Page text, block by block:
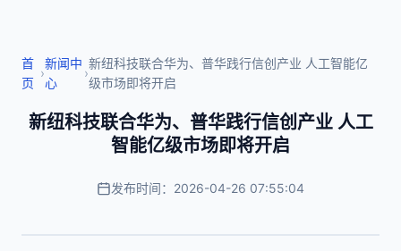
首
页
›
新闻中
心
›
新纽科技联合华为、普华践行信创产业 人工智能亿
级市场即将开启
新纽科技联合华为、普华践行信创产业 人工
智能亿级市场即将开启
发布时间：2026-04-26 07:55:04